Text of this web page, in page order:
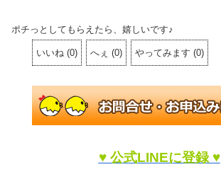
ポチっとしてもらえたら、嬉しいです♪
いいね (0) へぇ (0) やってみます (0)
♥ 公式LINEに登録 ♥